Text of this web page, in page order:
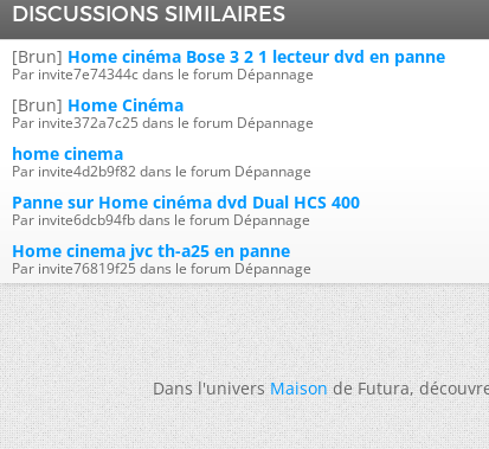
DISCUSSIONS SIMILAIRES
[Brun] Home cinéma Bose 3 2 1 lecteur dvd en panne
Par invite7e74344c dans le forum Dépannage
[Brun] Home Cinéma
Par invite372a7c25 dans le forum Dépannage
home cinema
Par invite4d2b9f82 dans le forum Dépannage
Panne sur Home cinéma dvd Dual HCS 400
Par invite6dcb94fb dans le forum Dépannage
Home cinema jvc th-a25 en panne
Par invite76819f25 dans le forum Dépannage
Dans l'universMaisonde Futura,